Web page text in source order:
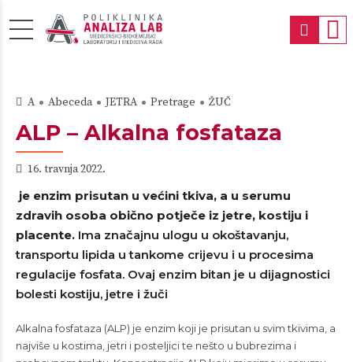
A Abeceda JETRA Pretrage ŽUČ
ALP – Alkalna fosfataza
16. travnja 2022.
je enzim prisutan u većini tkiva, a u serumu
zdravih osoba obično potječe iz jetre, kostiju i
placente. Ima značajnu ulogu u okoštavanju,
transportu lipida u tankome crijevu i u procesima
regulacije fosfata. Ovaj enzim bitan je u dijagnostici
bolesti kostiju, jetre i žuči
Alkalna fosfataza (ALP) je enzim koji je prisutan u svim tkivima, a
najviše u kostima, jetri i posteljici te nešto u bubrezima i